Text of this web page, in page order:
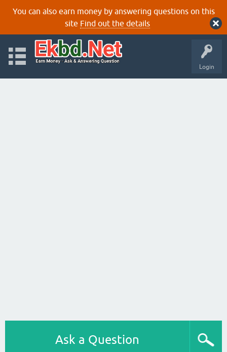
You can also earn money by answering questions on this
site Find out the details
Login
Ask a Question